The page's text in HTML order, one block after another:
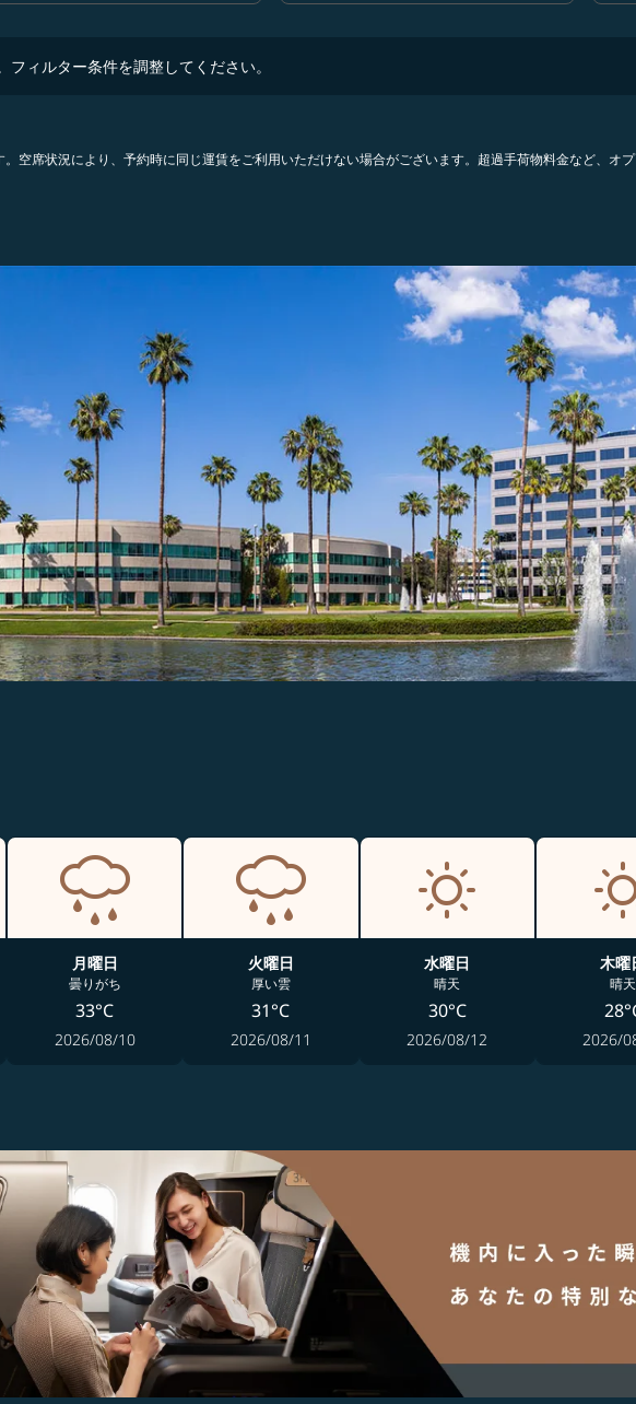
ィルター条件を調整してください。
空席状況により、予約時に同じ運賃をご利用いただけない場合がございます。超過手荷物料金など、オ
月曜日
曇りがち
33°C
2026/08/10
火曜日
厚い雲
31°C
2026/08/11
水曜日
晴天
30°C
2026/08/12
木曜
晴天
2026/